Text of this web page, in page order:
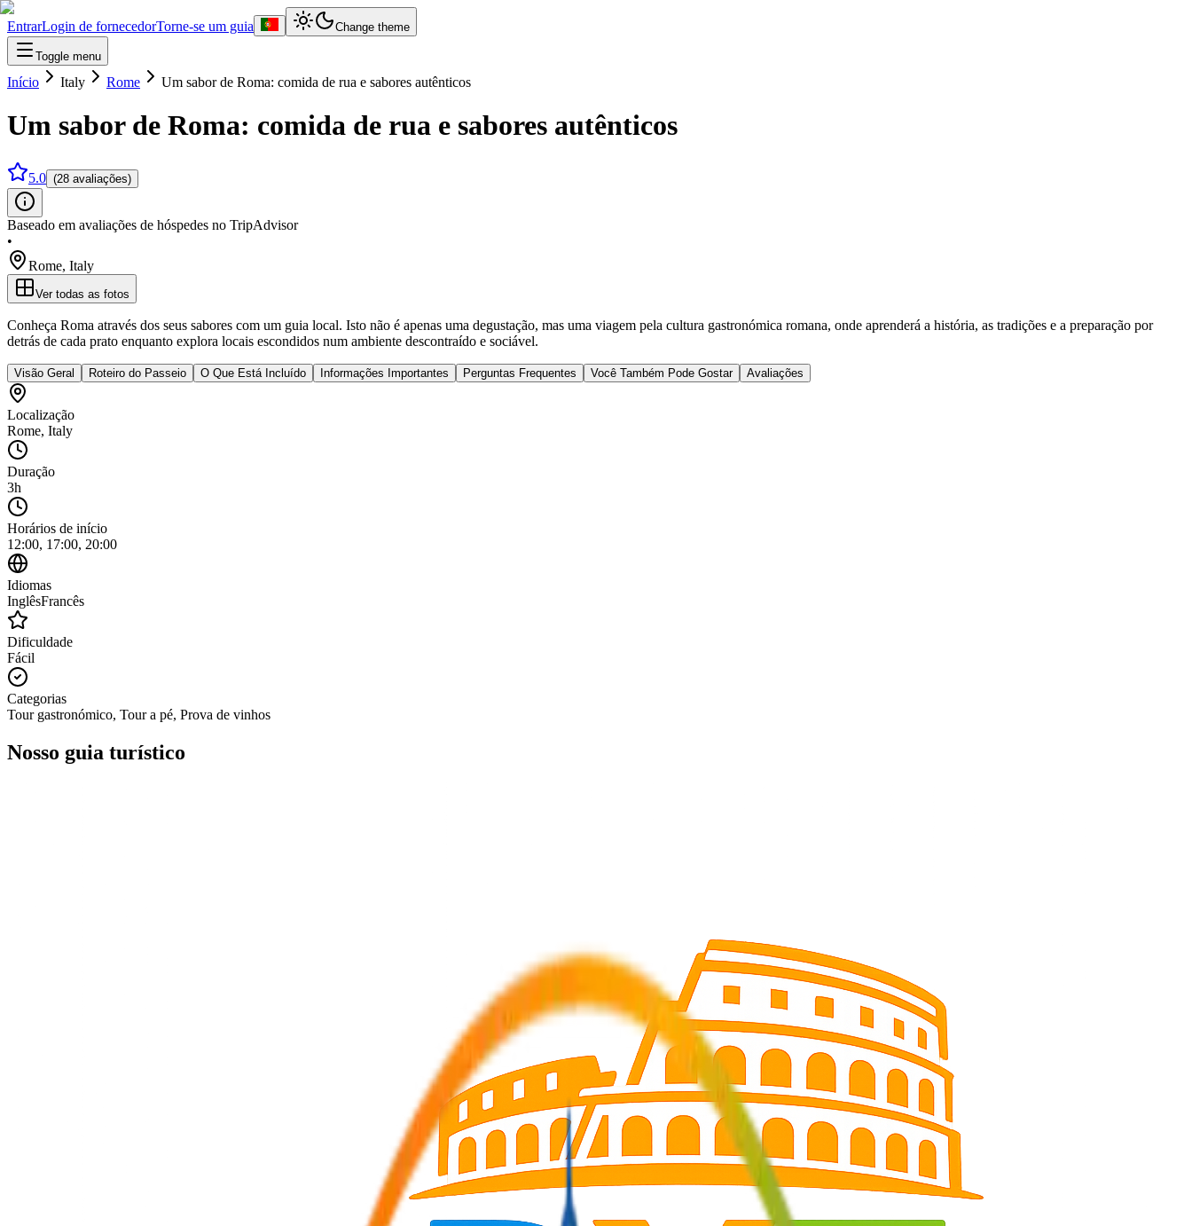
EntrarLogin de fornecedorTorne-se um guia Change theme
Toggle menu
Início Italy Rome Um sabor de Roma: comida de rua e sabores autênticos
Um sabor de Roma: comida de rua e sabores autênticos
5.0 (28 avaliações)
Baseado em avaliações de hóspedes no TripAdvisor
•
Rome, Italy
Ver todas as fotos
Conheça Roma através dos seus sabores com um guia local. Isto não é apenas uma degustação, mas uma viagem pela cultura gastronómica romana, onde aprenderá a história, as tradições e a preparação por
detrás de cada prato enquanto explora locais escondidos num ambiente descontraído e sociável.
Visão Geral Roteiro do Passeio O Que Está Incluído Informações Importantes Perguntas Frequentes Você Também Pode Gostar Avaliações
Localização
Rome, Italy
Duração
3h
Horários de início
12:00, 17:00, 20:00
Idiomas
InglêsFrancês
Dificuldade
Fácil
Categorias
Tour gastronómico, Tour a pé, Prova de vinhos
Nosso guia turístico